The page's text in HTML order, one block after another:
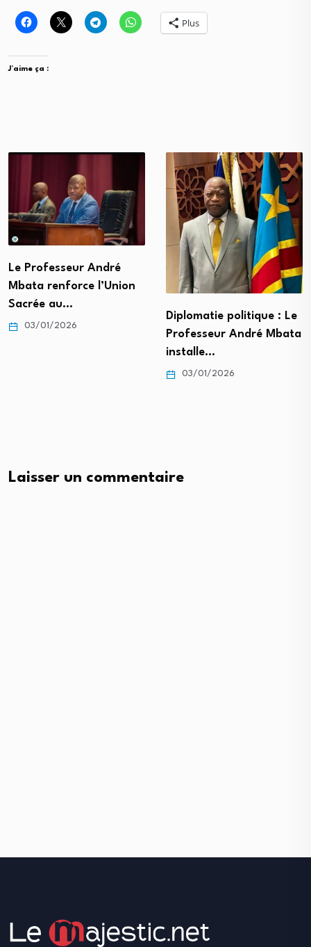
Plus
J’aime ça :
Le Professeur André
Mbata renforce l’Union
Sacrée au…
03/01/2026
Diplomatie politique : Le
Professeur André Mbata
installe…
03/01/2026
Laisser un commentaire